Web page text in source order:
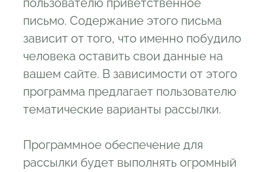
пользователю приветственное
письмо. Содержание этого письма
зависит от того, что именно побудило
человека оставить свои данные на
вашем сайте. В зависимости от этого
программа предлагает пользователю
тематические варианты рассылки.
Программное обеспечение для
рассылки будет выполнять огромный